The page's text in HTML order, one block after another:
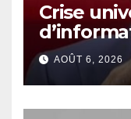
Crise
ministre
AOÛT 6, 2026